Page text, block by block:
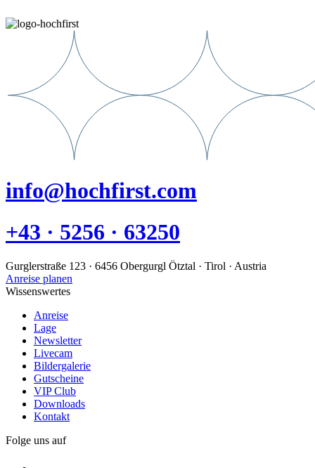
info@hochfirst.com
+43 · 5256 · 63250
Gurglerstraße 123 · 6456 Obergurgl Ötztal · Tirol · Austria
Anreise planen
Wissenswertes
Anreise
Lage
Newsletter
Livecam
Bildergalerie
Gutscheine
VIP Club
Downloads
Kontakt
Folge uns auf